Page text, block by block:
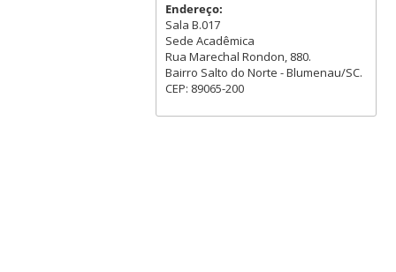
Endereço:
Sala B.017
Sede Acadêmica
Rua Marechal Rondon, 880.
Bairro Salto do Norte - Blumenau/SC.
CEP: 89065-200